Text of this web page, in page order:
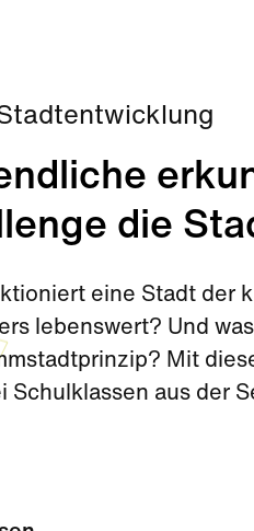
die
eine Stadt der
lebenswert? Und
Mit
Schulklassen aus der